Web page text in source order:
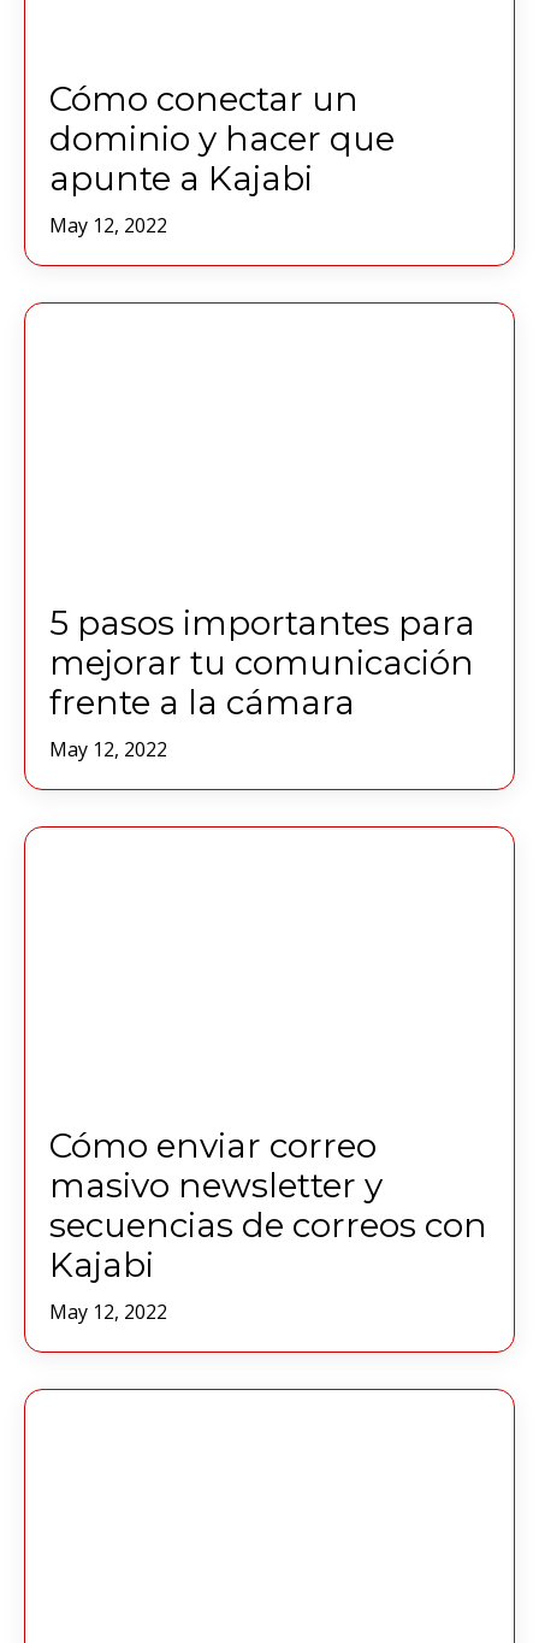
Cómo conectar un
dominio y hacer que
apunte a Kajabi
May 12, 2022
5 pasos importantes para
mejorar tu comunicación
frente a la cámara
May 12, 2022
Cómo enviar correo
masivo newsletter y
secuencias de correos con
Kajabi
May 12, 2022